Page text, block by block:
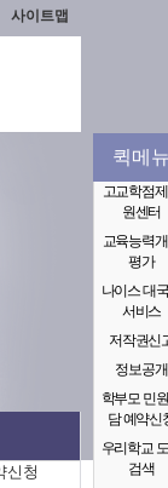
사이트맵
퀵메
고교학점
원센터
교육능력
평가
나이스 대
서비스
저작권신
정보공개
학부모 민
담 예약신
우리학교
검색
신청